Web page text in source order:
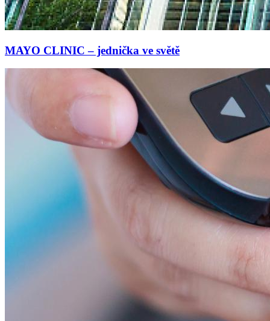
MAYO CLINIC – jednička ve světě